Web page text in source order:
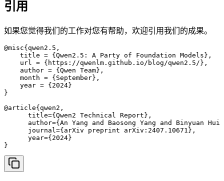
引用
如果您觉得我们的工作对您有帮助，欢迎引用我们的成果。
@misc{qwen2.5,
    title = {Qwen2.5: A Party of Foundation Models},
    url = {https://qwenlm.github.io/blog/qwen2.5/},
    author = {Qwen Team},
    month = {September},
    year = {2024}
}
@article{qwen2,
      title={Qwen2 Technical Report},
author={An Yang and Baosong Yang and Binyuan
      journal={arXiv preprint arXiv:2407.10671},
      year={2024}
}